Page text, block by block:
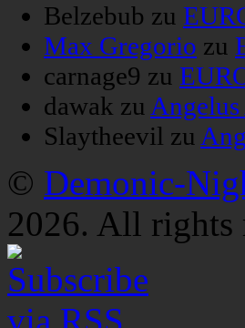
Belzebub zu
Max Gregorio zu
carnage9 zu
dawak zu
Slaytheevil zu
© Demonic-
2026. All rights